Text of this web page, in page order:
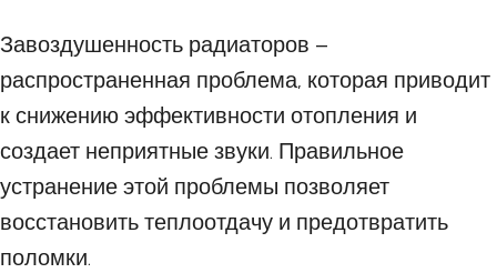
Завоздушенность радиаторов –
распространенная проблема, которая приводит
к снижению эффективности отопления и
создает неприятные звуки. Правильное
устранение этой проблемы позволяет
восстановить теплоотдачу и предотвратить
поломки.